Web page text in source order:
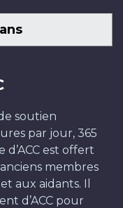
soutien
par jour, 365
d’ACC est offert
membres
aux aidants. Il
d’ACC pour